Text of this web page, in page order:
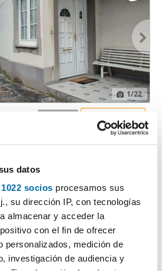
datos
socios procesamos sus
su dirección IP, con tecnologías
almacenar y acceder la
con el fin de ofrecer
personalizados, medición de
investigación de audiencia y
1/22